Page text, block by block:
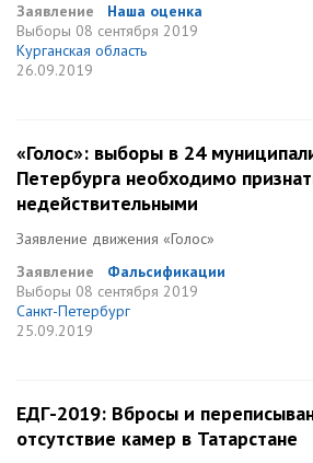
Заявление
Наша оценка
Выборы 08 сентября 2019
Курганская область
26.09.2019
«Голос»: выборы в 24
Петербурга необходимо
недействительными
Заявление движения «Голос»
Заявление
Фальсификации
Выборы 08 сентября 2019
Санкт-Петербург
25.09.2019
ЕДГ-2019: Вбросы и
отсутствие камер в Татарстане